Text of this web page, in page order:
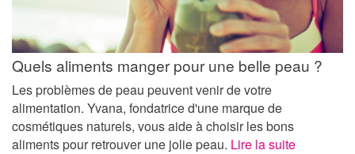
Quels aliments manger pour une belle peau ?
Les problèmes de peau peuvent venir de votre
alimentation. Yvana, fondatrice d'une marque de
cosmétiques naturels, vous aide à choisir les bons
aliments pour retrouver une jolie peau. Lire la suite